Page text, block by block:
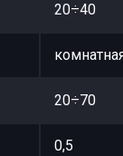
20÷40
20÷70
0,5